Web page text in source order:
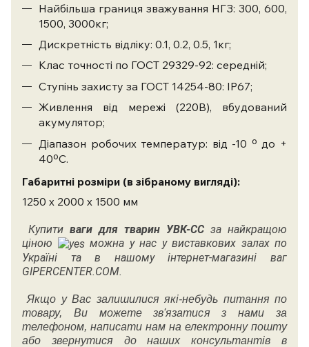
Найбільша границя зважування НГЗ: 300, 600,
1500, 3000кг;
Дискретність відліку: 0.1, 0.2, 0.5, 1кг;
Клас точності по ГОСТ 29329-92: середній;
Ступінь захисту за ГОСТ 14254-80: IP67;
Живлення від мережі (220В), вбудований
акумулятор;
Діапазон робочих температур: від -10 º до +
40ºС.
Габаритні розміри (в зібраному вигляді):
1250 х 2000 х 1500 мм
Купити ваги для тварин УВК-СС за найкращою
ціною
можна у нас у виставкових залах по
Україні та в нашому інтернет-магазині ваг
GIPERCENTER.COM.
Якщо у Вас залишилися які-небудь питання по
товару, Ви можете зв'язатися з нами за
телефоном, написати нам на електронну пошту
або звернутися до наших консультантів в